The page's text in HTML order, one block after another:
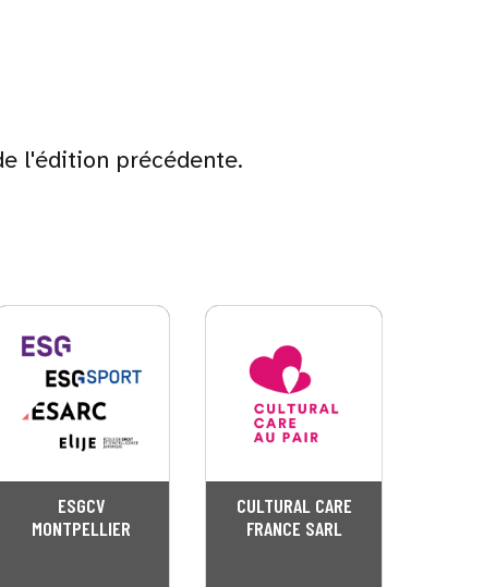
l'édition précédente.
ESGCV
MONTPELLIER
CULTURAL CARE
FRANCE SARL